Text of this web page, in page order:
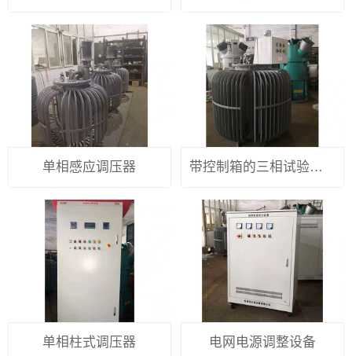
单相感应调压器 带控制箱的三相试验型感应调压器
单相柱式调压器 电网电源调整设备